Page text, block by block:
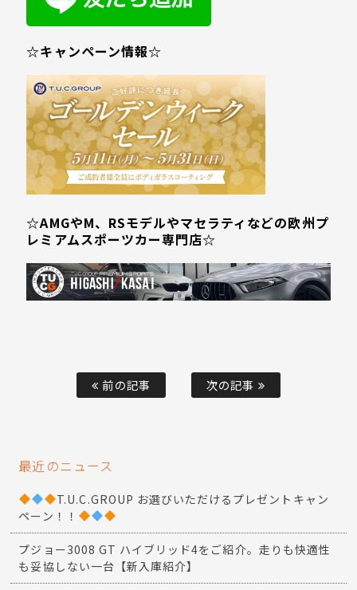
☆キャンペーン情報☆
☆AMGやM、RSモデルやマセラティなどの欧州プ
レミアムスポーツカー専門店☆
前の記事 次の記事
最近のニュース
T.U.C.GROUP お選びいただけるプレゼントキャン
ペーン！！
プジョー3008 GT ハイブリッド4をご紹介。走りも快適性
も妥協しない一台【新入庫紹介】